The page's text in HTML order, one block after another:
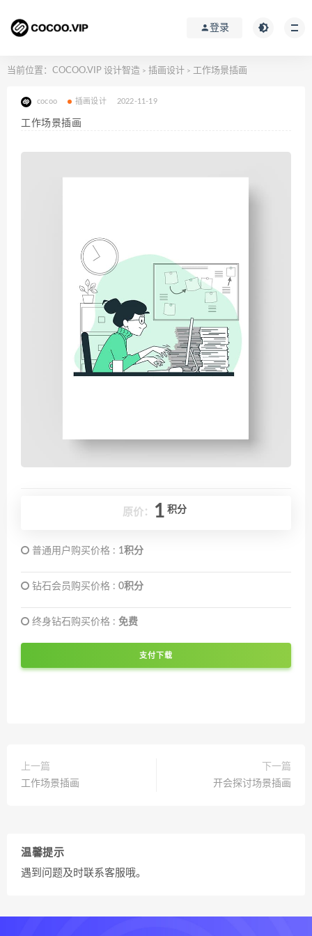
登录
当前位置： COCOO.VIP 设计智造 > 插画设计 > 工作场景插画
cocoo 插画设计 2022-11-19
工作场景插画
原价： 1 积分
普通用户购买价格 : 1积分
钻石会员购买价格 : 0积分
终身钻石购买价格 : 免费
支付下载
上一篇
工作场景插画
下一篇
开会探讨场景插画
温馨提示
遇到问题及时联系客服哦。